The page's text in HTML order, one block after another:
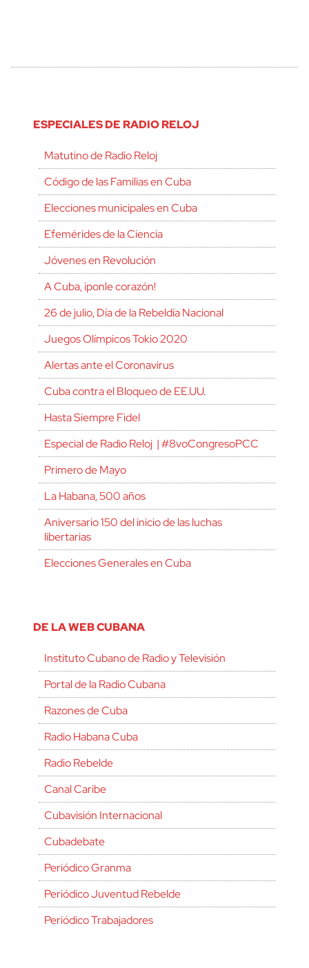
ESPECIALES DE RADIO RELOJ
Matutino de Radio Reloj
Código de las Familias en Cuba
Elecciones municipales en Cuba
Efemérides de la Ciencia
Jóvenes en Revolución
A Cuba, ¡ponle corazón!
26 de julio, Día de la Rebeldía Nacional
Juegos Olímpicos Tokio 2020
Alertas ante el Coronavirus
Cuba contra el Bloqueo de EE.UU.
Hasta Siempre Fidel
Especial de Radio Reloj | #8voCongresoPCC
Primero de Mayo
La Habana, 500 años
Aniversario 150 del inicio de las luchas
libertarias
Elecciones Generales en Cuba
DE LA WEB CUBANA
Instituto Cubano de Radio y Televisión
Portal de la Radio Cubana
Razones de Cuba
Radio Habana Cuba
Radio Rebelde
Canal Caribe
Cubavisión Internacional
Cubadebate
Periódico Granma
Periódico Juventud Rebelde
Periódico Trabajadores